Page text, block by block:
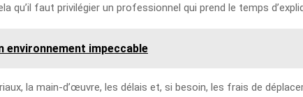
qu’il faut privilégier un professionnel qui prend le temps
impeccable
la main-d’œuvre, les délais et, si besoin, les frais de